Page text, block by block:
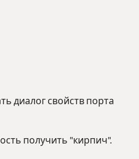
диалог свойств порта
получить "кирпич".